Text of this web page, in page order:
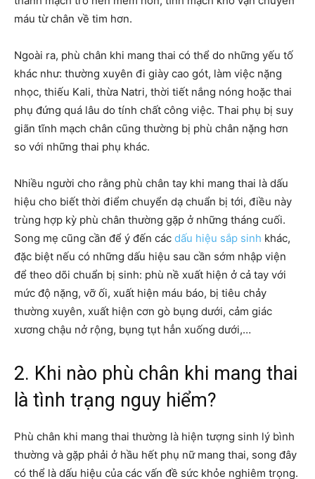
máu từ chân về tim hơn.
Ngoài ra, phù chân khi mang thai có thể do những yếu tố
khác như: thường xuyên đi giày cao gót, làm việc nặng
nhọc, thiếu Kali, thừa Natri, thời tiết nắng nóng hoặc thai
phụ đứng quá lâu do tính chất công việc. Thai phụ bị suy
giãn tĩnh mạch chân cũng thường bị phù chân nặng hơn
so với những thai phụ khác.
Nhiều người cho rằng phù chân tay khi mang thai là dấu
hiệu cho biết thời điểm chuyển dạ chuẩn bị tới, điều này
trùng hợp kỳ phù chân thường gặp ở những tháng cuối.
Song mẹ cũng cần để ý đến các dấu hiệu sắp sinh khác,
đặc biệt nếu có những dấu hiệu sau cần sớm nhập viện
để theo dõi chuẩn bị sinh: phù nề xuất hiện ở cả tay với
mức độ nặng, vỡ ối, xuất hiện máu báo, bị tiêu chảy
thường xuyên, xuất hiện cơn gò bụng dưới, cảm giác
xương chậu nở rộng, bụng tụt hẳn xuống dưới,…
2. Khi nào phù chân khi mang thai
là tình trạng nguy hiểm?
Phù chân khi mang thai thường là hiện tượng sinh lý bình
thường và gặp phải ở hầu hết phụ nữ mang thai, song đây
có thể là dấu hiệu của các vấn đề sức khỏe nghiêm trọng.